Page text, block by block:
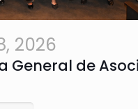
2026
General de